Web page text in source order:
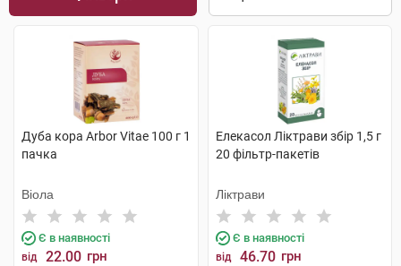
Дуба кора Arbor Vitae 100 г 1
пачка
Віола
Є в наявності
від 22.00 грн
Елекасол Ліктрави збір 1,5 г
20 фільтр-пакетів
Ліктрави
Є в наявності
від 46.70 грн